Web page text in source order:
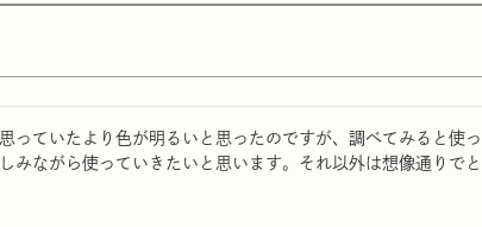
思っていたより色が明るいと思ったのですが、調べてみると使
しみながら使っていきたいと思います。それ以外は想像通りで